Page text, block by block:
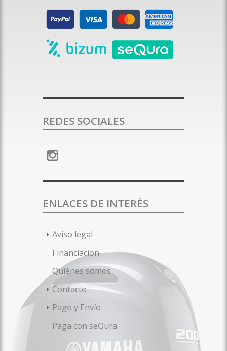
REDES SOCIALES
ENLACES DE INTERÉS
Aviso legal
Financiacion
Quiénes somos
Contacto
Pago y Envío
Paga con seQura